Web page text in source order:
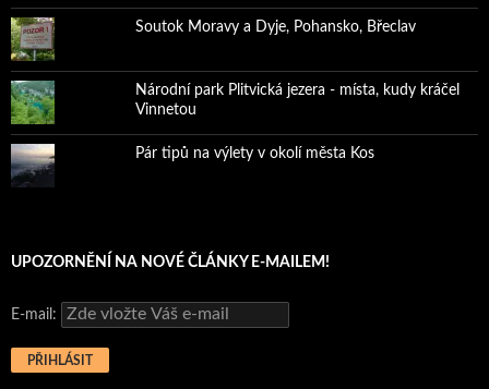
Soutok Moravy a Dyje, Pohansko, Břeclav
Národní park Plitvická jezera - místa, kudy kráčel
Vinnetou
Pár tipů na výlety v okolí města Kos
UPOZORNĚNÍ NA NOVÉ ČLÁNKY E-MAILEM!
E-mail: